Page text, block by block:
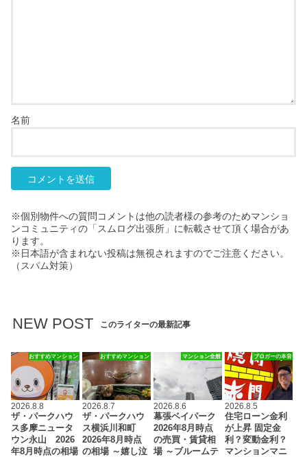
名前
※個別物件への質問コメントは他の読者様の参考のためマンショ
ンコミュニティの「スムログ出張所」に転載させて頂く場合があ
ります。
※日本語が含まれない投稿は無視されますのでご注意ください。
（スパム対策）
NEW POST このライターの最新記事
おすすめマンション
2026.8.8
ザ・パークハウ
ス多摩ニュータ
ウン永山 2026
年8月時点の相場
おすすめマンション
2026.8.7
ザ・パークハウ
ス横浜川和町
2026年8月時点
の相場 ～嬉し泣
マンション全般
2026.8.6
幕張ベイパーク
2026年8月時点
の売買・賃貸相
場 ～ブルームテ
ブロガーの本音
2026.8.5
住宅ローン金利
が上昇 固定金
利？変動金利？
マンションマニ